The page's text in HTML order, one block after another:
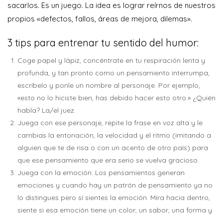
sacarlos. Es un juego. La idea es lograr reírnos de nuestros
propios «defectos, fallos, áreas de mejora, dilemas».
3 tips para entrenar tu sentido del humor:
Coge papel y lápiz, concéntrate en tu respiración lenta y
profunda, y tan pronto como un pensamiento interrumpa,
escríbelo y ponle un nombre al personaje. Por ejemplo,
«esto no lo hiciste bien, has debido hacer esto otro.» ¿Quién
habla? La/el juez.
Juega con ese personaje, repite la frase en voz alta y le
cambias la entonación, la velocidad y el ritmo (imitando a
alguien que te de risa o con un acento de otro país) para
que ese pensamiento que era serio se vuelva gracioso.
Juega con la emoción. Los pensamientos generan
emociones y cuando hay un patrón de pensamiento ya no
lo distingues pero sí sientes la emoción. Mira hacia dentro,
siente si esa emoción tiene un color, un sabor, una forma y